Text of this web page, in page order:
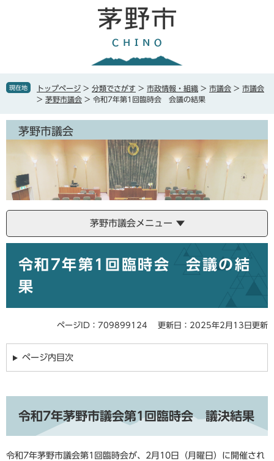
で
ば
本
現在地 トップページ > 分類でさがす > 市政情報・組織 > 市議会 > 市議会
> 茅野市議会 > 令和7年第1回臨時会 会議の結果
茅野市議会
茅野市議会メニュー
令和7年第1回臨時会 会議の結
果
ページID：709899124 更新日：2025年2月13日更新
ページ内目次
令和7年茅野市議会第1回臨時会 議決結果
令和7年茅野市議会第1回臨時会が、2月10日（月曜日）に開催され